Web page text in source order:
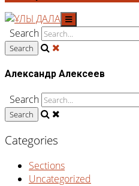
Search
Александр Алексеев
Search
Categories
Sections
Uncategorized